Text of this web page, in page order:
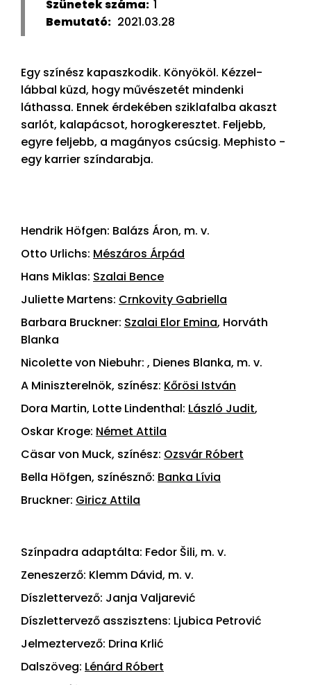
Szünetek száma: 1
Bemutató: 2021.03.28
Egy színész kapaszkodik. Könyököl. Kézzel-
lábbal küzd, hogy művészetét mindenki
láthassa. Ennek érdekében sziklafalba akaszt
sarlót, kalapácsot, horogkeresztet. Feljebb,
egyre feljebb, a magányos csúcsig. Mephisto -
egy karrier színdarabja.
Hendrik Höfgen: Balázs Áron, m. v.
Otto Urlichs: Mészáros Árpád
Hans Miklas: Szalai Bence
Juliette Martens: Crnkovity Gabriella
Barbara Bruckner: Szalai Elor Emina, Horváth
Blanka
Nicolette von Niebuhr: , Dienes Blanka, m. v.
A Miniszterelnök, színész: Kőrösi István
Dora Martin, Lotte Lindenthal: László Judit,
Oskar Kroge: Német Attila
Cäsar von Muck, színész: Ozsvár Róbert
Bella Höfgen, színésznő: Banka Lívia
Bruckner: Giricz Attila
Színpadra adaptálta: Fedor Šili, m. v.
Zeneszerző: Klemm Dávid, m. v.
Díszlettervező: Janja Valjarević
Díszlettervező asszisztens: Ljubica Petrović
Jelmeztervező: Drina Krlić
Dalszöveg: Lénárd Róbert